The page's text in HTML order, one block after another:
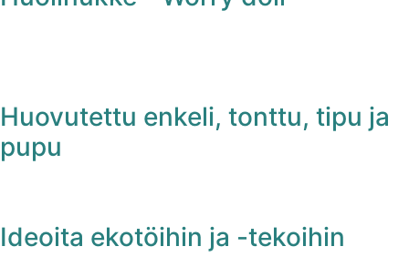
Huovutettu enkeli, tonttu, tipu ja
pupu
Ideoita ekotöihin ja -tekoihin